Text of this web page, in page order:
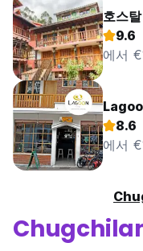
호스
9.6
에서
8.6
에서